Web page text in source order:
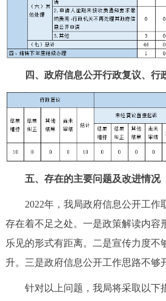
四、政府信息公开行政复议、行
五、存在的主要问题及改进情况
2022年，我局政府信息公开工作
存在着不足之处。一是政策解读内容
乐见的形式有距离。二是宣传力度不
升。三是政府信息公开工作思路不够
针对以上问题，我局将采取以下